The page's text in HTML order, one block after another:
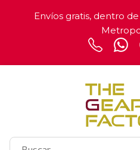
Envíos gratis, dentro